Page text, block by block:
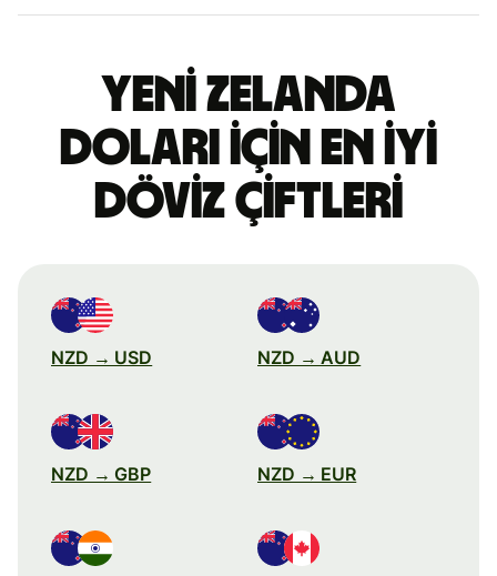
Yeni Zelanda
doları için en iyi
döviz çiftleri
NZD → USD NZD → AUD
NZD → GBP NZD → EUR